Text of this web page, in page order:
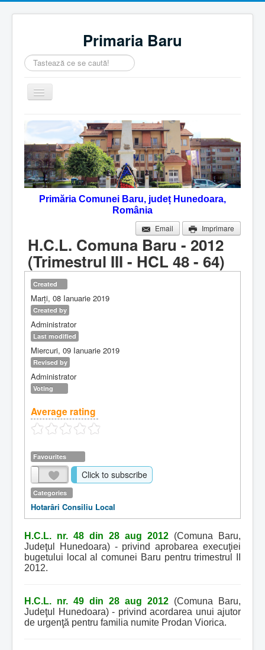
Primaria Baru
Căutare
...
Comută
navigarea
Home
Despre noi
Noutăţi
Contact
Servicii Online
Primăria Comunei Baru, județ Hunedoara,
România
Email
Imprimare
H.C.L. Comuna Baru - 2012
(Trimestrul III - HCL 48 - 64)
Created
Marți, 08 Ianuarie 2019
Created by
Administrator
Last modified
Miercuri, 09 Ianuarie 2019
Revised by
Administrator
Voting
Average rating
Favourites
Click to subscribe
Categories
Hotarâri Consiliu Local
H.C.L. nr. 48 din 28 aug 2012 (Comuna Baru,
Judeţul Hunedoara) - privind aprobarea execuţiei
bugetului local al comunei Baru pentru trimestrul II
2012.
H.C.L. nr. 49 din 28 aug 2012 (Comuna Baru,
Judeţul Hunedoara) - privind acordarea unui ajutor
de urgenţă pentru familia numite Prodan Viorica.